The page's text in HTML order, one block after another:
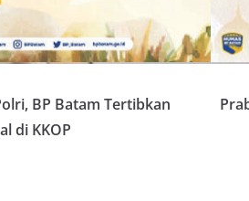
BP Batam Tertibkan
di KKOP